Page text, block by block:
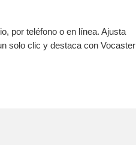
por teléfono o en línea. Ajusta
solo clic y destaca con Vocaster